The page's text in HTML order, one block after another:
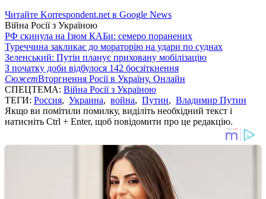
Читайте Korrespondent.net в Google News
Війна Росії з Україною
РФ скинула на Ізюм КАБи: семеро поранених
Туреччина закликає до мораторію на удари по суднах
Зеленський: Путін планує приховану мобілізацію
З початку доби відбулося 142 боєзіткнення
СюжетВторгнення Росії в Україну. Онлайн
СПЕЦТЕМА: Війна Росії з Україною
ТЕГИ: Россия, Украина, война, Путин, Владимир Путин
Якщо ви помітили помилку, виділіть необхідний текст і
натисніть Ctrl + Enter, щоб повідомити про це редакцію.